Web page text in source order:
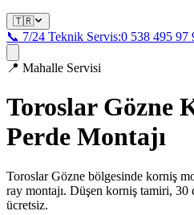
🇹🇷
📞 7/24 Teknik Servis:0 538 495 97
📍 Mahalle Servisi
Toroslar Gözne
Perde Montajı
Toroslar Gözne bölgesinde korniş
ray montajı. Düşen korniş tamiri,
ücretsiz.